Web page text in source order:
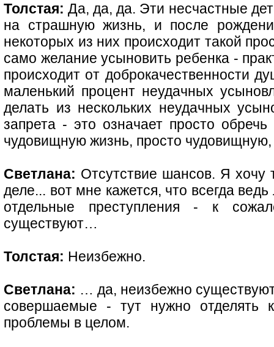
Толстая: Да, да, да. Эти несчастные
на страшную жизнь, и после
некоторых из них происходит такой
само желание усыновить ребенка -
происходит от доброкачественности
маленький процент неудачных
делать из нескольких неудачных
запрета - это означает просто
чудовищную жизнь, просто
Светлана: Отсутствие шансов. Я хочу
деле... вот мне кажется, что всегда
отдельные преступления - к
существуют…
Толстая: Неизбежно.
Светлана: … да, неизбежно
совершаемые - тут нужно отделять
проблемы в целом.